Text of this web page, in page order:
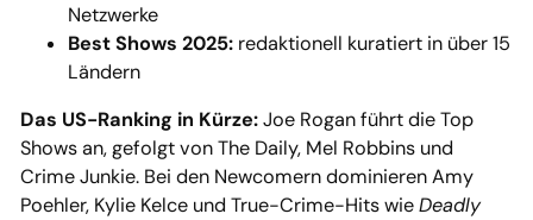
Netzwerke
Best Shows 2025: redaktionell kuratiert in über 15
Ländern
Das US-Ranking in Kürze:Joe Rogan führt die Top
Shows an, gefolgt von The Daily, Mel Robbins und
Crime Junkie. Bei den Newcomern dominieren Amy
Poehler, Kylie Kelce und True-Crime-Hits wieDeadly